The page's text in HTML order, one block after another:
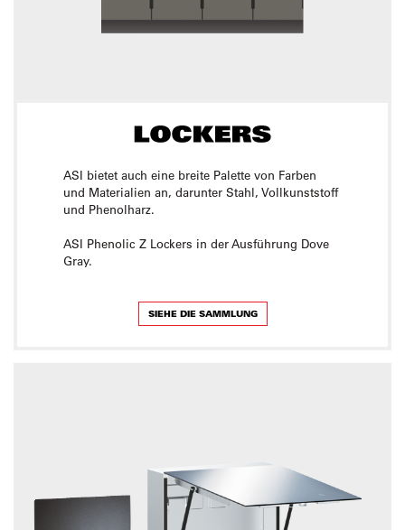
ASI bietet auch eine breite Palette von Farben
und Materialien an, darunter Stahl, Vollkunststoff
und Phenolharz.
ASI Phenolic Z Lockers in der Ausführung Dove
Gray.
SIEHE DIE SAMMLUNG